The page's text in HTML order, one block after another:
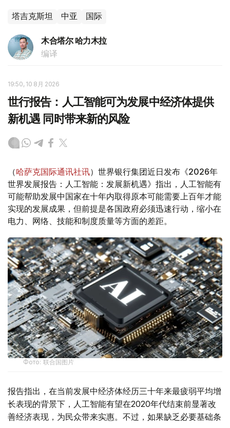
塔吉克斯坦 中亚 国际
木合塔尔 哈力木拉
编译
19:50, 10 8月 2026
世行报告：人工智能可为发展中经济体提供
新机遇 同时带来新的风险
（哈萨克国际通讯社讯）世界银行集团近日发布《2026年
世界发展报告：人工智能：发展新机遇》指出，人工智能有
可能帮助发展中国家在十年内取得原本可能需要上百年才能
实现的发展成果，但前提是各国政府必须迅速行动，缩小在
电力、网络、技能和制度质量等方面的差距。
Фото: 联合国图片
报告指出，在当前发展中经济体经历三十年来最疲弱平均增
长表现的背景下，人工智能有望在2020年代结束前显著改
善经济表现，为民众带来实惠。不过，如果缺乏必要基础条